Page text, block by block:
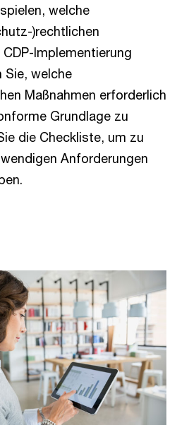
welche
)rechtlichen
Implementierung
Sie, welche
Maßnahmen erforderlich
Grundlage zu
die Checkliste, um zu
Anforderungen